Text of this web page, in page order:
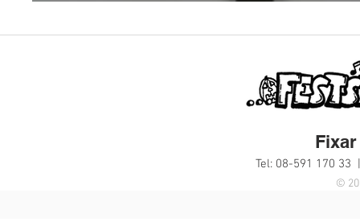
Tel: 08-591 170
©